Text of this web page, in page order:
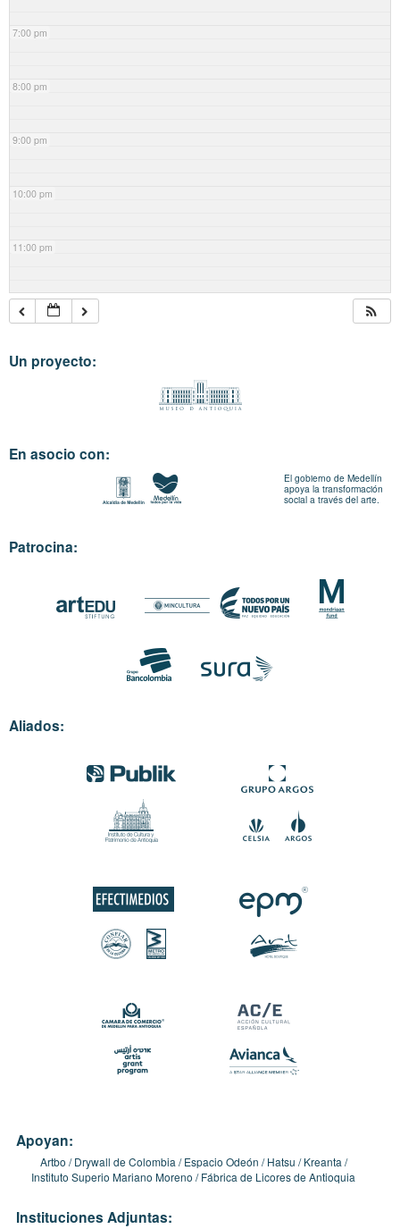
7:00 pm
8:00 pm
9:00 pm
10:00 pm
11:00 pm
Un proyecto:
En asocio con:
El gobierno de Medellín
apoya la transformación
social a través del arte.
Patrocina:
Aliados:
Apoyan:
Artbo Drywall de Colombia Espacio Odeón Hatsu
Kreanta
Instituto Superio Mariano Moreno
Fábrica de Licores de Antioquia
Instituciones Adjuntas: